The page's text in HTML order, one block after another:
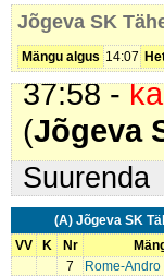
Jõgeva SK
Mängu algus 14:07
31:12 -
- 6
37:58 -
(Jõgeva
Suurenda
(A) Jõgeva SK
VV
K Nr
7
Rome-Andro